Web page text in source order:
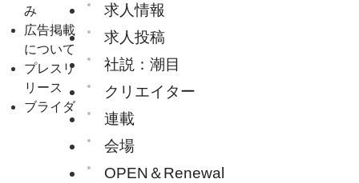
求人情報
求人投稿
社説：潮目
クリエイター
連載
会場
OPEN＆Renewal
み
広告掲載
について
プレスリ
リース
ブライダ